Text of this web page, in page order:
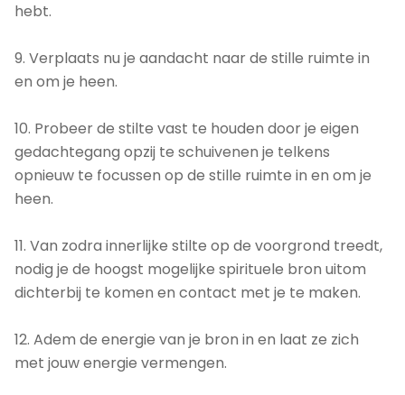
hebt.
9. Verplaats nu je aandacht naar de stille ruimte in
en om je heen.
10. Probeer de stilte vast te houden door je eigen
gedachtegang opzij te schuivenen je telkens
opnieuw te focussen op de stille ruimte in en om je
heen.
11. Van zodra innerlijke stilte op de voorgrond treedt,
nodig je de hoogst mogelijke spirituele bron uitom
dichterbij te komen en contact met je te maken.
12. Adem de energie van je bron in en laat ze zich
met jouw energie vermengen.